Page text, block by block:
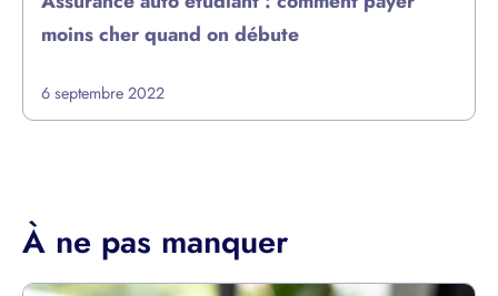
moins cher quand on débute
6 septembre 2022
À ne pas manquer